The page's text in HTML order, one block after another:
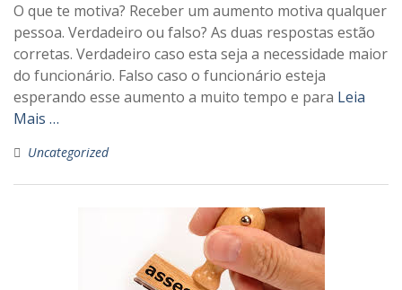
O que te motiva? Receber um aumento motiva qualquer
pessoa. Verdadeiro ou falso? As duas respostas estão
corretas. Verdadeiro caso esta seja a necessidade maior
do funcionário. Falso caso o funcionário esteja
esperando esse aumento a muito tempo e para Leia
Mais …
Uncategorized